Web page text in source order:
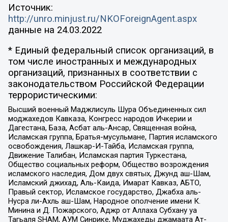
Источник:
http://unro.minjust.ru/NKOForeignAgent.aspx
данные на 24.03.2022
* Единый федеральный список организаций, в
том числе иностранных и международных
организаций, признанных в соответствии с
законодательством Российской Федерации
террористическими:
Высший военный Маджлисуль Шура Объединенных сил
моджахедов Кавказа, Конгресс народов Ичкерии и
Дагестана, База, Асбат аль-Ансар, Священная война,
Исламская группа, Братья-мусульмане, Партия исламского
освобождения, Лашкар-И-Тайба, Исламская группа,
Движение Талибан, Исламская партия Туркестана,
Общество социальных реформ, Общество возрождения
исламского наследия, Дом двух святых, Джунд аш-Шам,
Исламский джихад, Аль-Каида, Имарат Кавказ, АБТО,
Правый сектор, Исламское государство, Джабха аль-
Нусра ли-Ахль аш-Шам, Народное ополчение имени К.
Минина и Д. Пожарского, Аджр от Аллаха Субхану уа
Тагьаля SHAM, АУМ Синрике, Муджахеды джамаата Ат-